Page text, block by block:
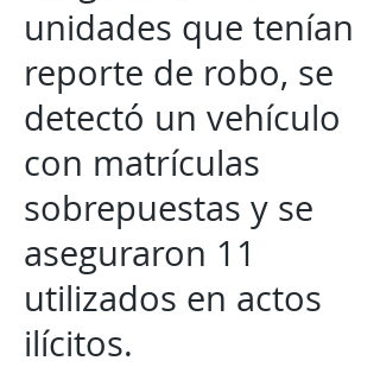
unidades que tenían
reporte de robo, se
detectó un vehículo
con matrículas
sobrepuestas y se
aseguraron 11
utilizados en actos
ilícitos.